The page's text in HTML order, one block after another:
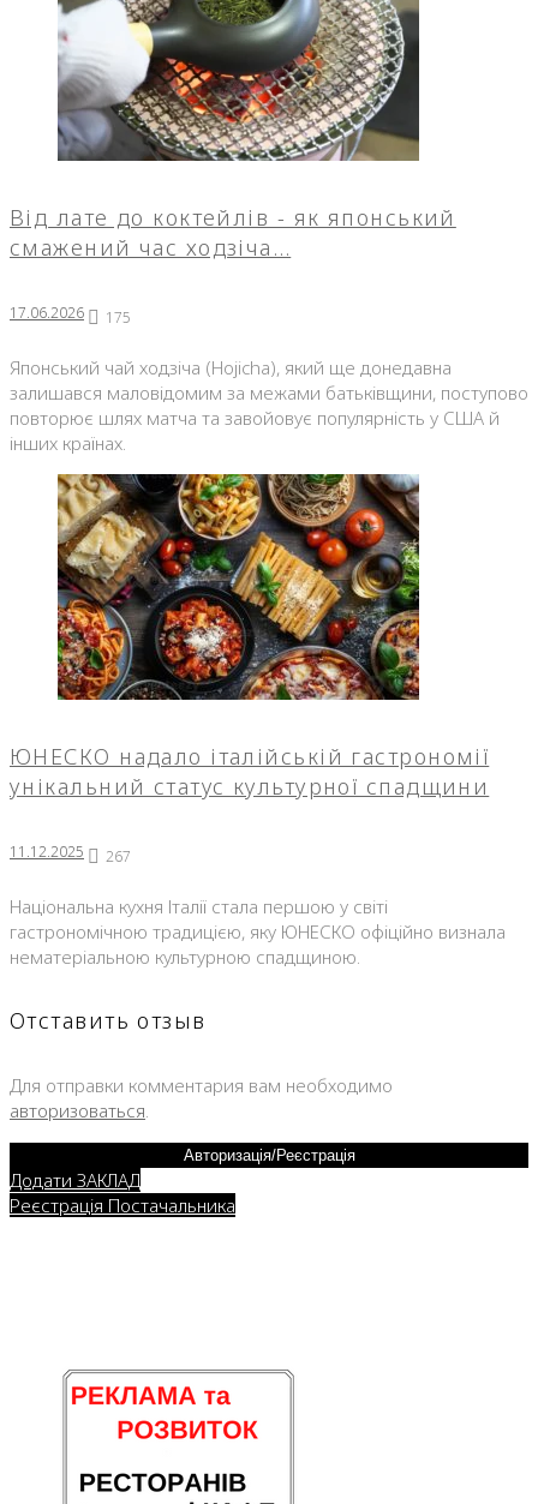
Від лате до коктейлів - як японський
смажений час ходзіча…
17.06.2026 175
Японський чай ходзіча (Hojicha), який ще донедавна
залишався маловідомим за межами батьківщини, поступово
повторює шлях матча та завойовує популярність у США й
інших країнах.
ЮНЕСКО надало італійській гастрономії
унікальний статус культурної спадщини
11.12.2025 267
Національна кухня Італії стала першою у світі
гастрономічною традицією, яку ЮНЕСКО офіційно визнала
нематеріальною культурною спадщиною.
Отставить отзыв
Для отправки комментария вам необходимо
авторизоваться
Авторизація/Реєстрація
Додати ЗАКЛАД
Реєстрація Постачальника